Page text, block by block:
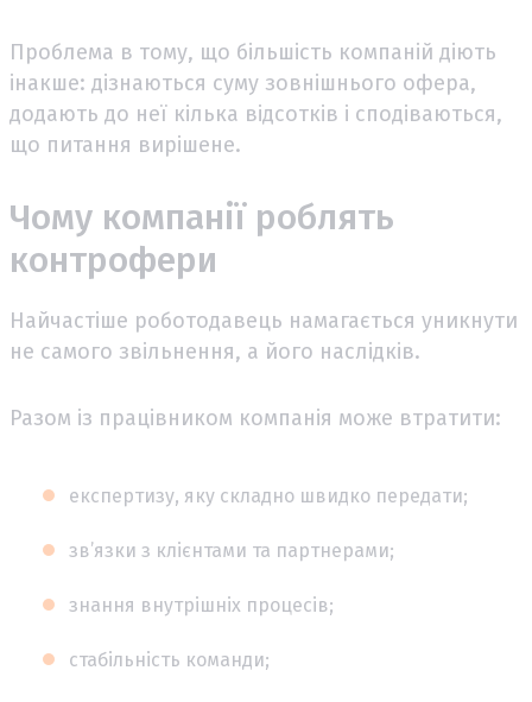
Проблема в тому, що більшість компаній діють
інакше: дізнаються суму зовнішнього офера,
додають до неї кілька відсотків і сподіваються,
що питання вирішене.
Чому компанії роблять
контрофери
Найчастіше роботодавець намагається уникнути
не самого звільнення, а його наслідків.
Разом із працівником компанія може втратити:
експертизу, яку складно швидко передати;
зв’язки з клієнтами та партнерами;
знання внутрішніх процесів;
стабільність команди;